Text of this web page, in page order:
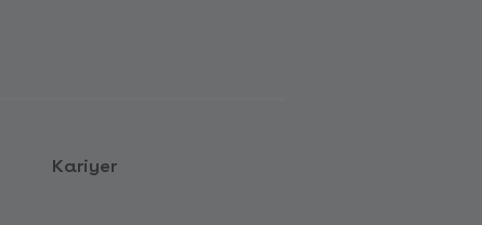
Kariyer